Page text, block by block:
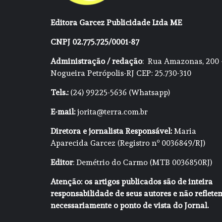
Editora Garcez Publicidade Ltda ME
CNPJ 02.775.725/0001-87
Administração / redação: Rua Amazonas, 200
Nogueira Petrópolis-RJ CEP: 25.730-310
Tels.:(24) 99225-5636 (Whatsapp)
E-mail:jorita@terra.com.br
Diretora e jornalista Responsável:Maria
Aparecida Garcez (Registro nº 0036849/RJ)
Editor: Demétrio do Carmo (MTB 0036850RJ)
Atenção: os artigos publicados são de inteira
responsabilidade de seus autores e não
necessariamente o ponto de vista do Jornal.